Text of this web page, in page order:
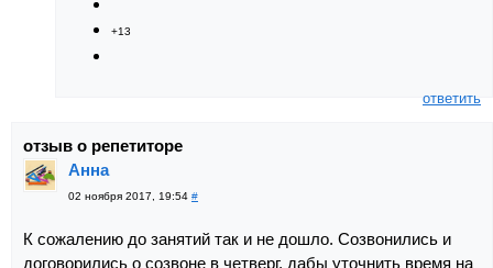
+13
ответить
отзыв о репетиторе
Анна
02 ноября 2017, 19:54 #
К сожалению до занятий так и не дошло. Созвонились и
договорились о созвоне в четверг, дабы уточнить время на